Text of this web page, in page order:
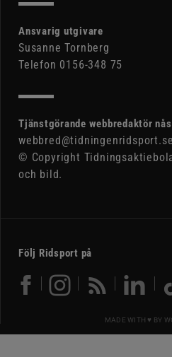
Ansvarig utgivare
Susanne Tornberg
Telefon 0156-348 75
Tjänstgörande webbredaktör
webbred@tidningenridsport.se
© Copyright
och bild.
Följ Ridsport på
MADE WITH ♥ BY